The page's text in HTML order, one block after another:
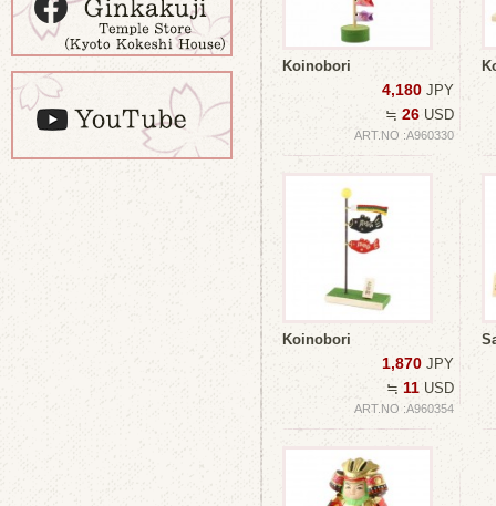
Koinobori
4,180 JPY
≒ 26 USD
ART.NO :A960330
Koinobori
1,870 JPY
≒ 11 USD
ART.NO :A960354